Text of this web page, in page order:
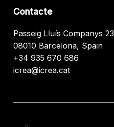
Contacte
Passeig Lluís Companys 23
08010 Barcelona, Spain
+34 935 670 686
icrea@icrea.cat